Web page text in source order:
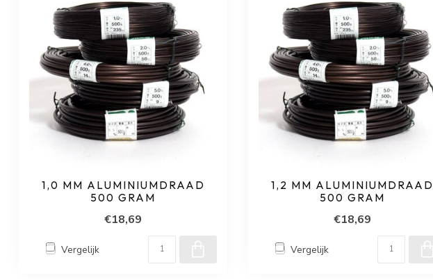
1,0 MM ALUMINIUMDRAAD
500 GRAM
€18,69
Vergelijk
1,2 MM ALUMINIUMDRAAD
500 GRAM
€18,69
Vergelijk